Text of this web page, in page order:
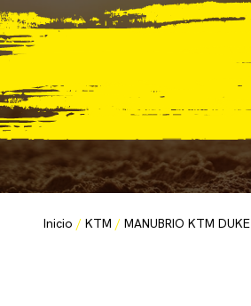
Inicio / KTM / MANUBRIO KTM DUKE